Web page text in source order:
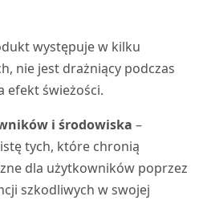
występuje w kilku
nie jest drażniący podczas
efekt świeżości.
i środowiska –
tych, które chronią
dla użytkowników poprzez
szkodliwych w swojej